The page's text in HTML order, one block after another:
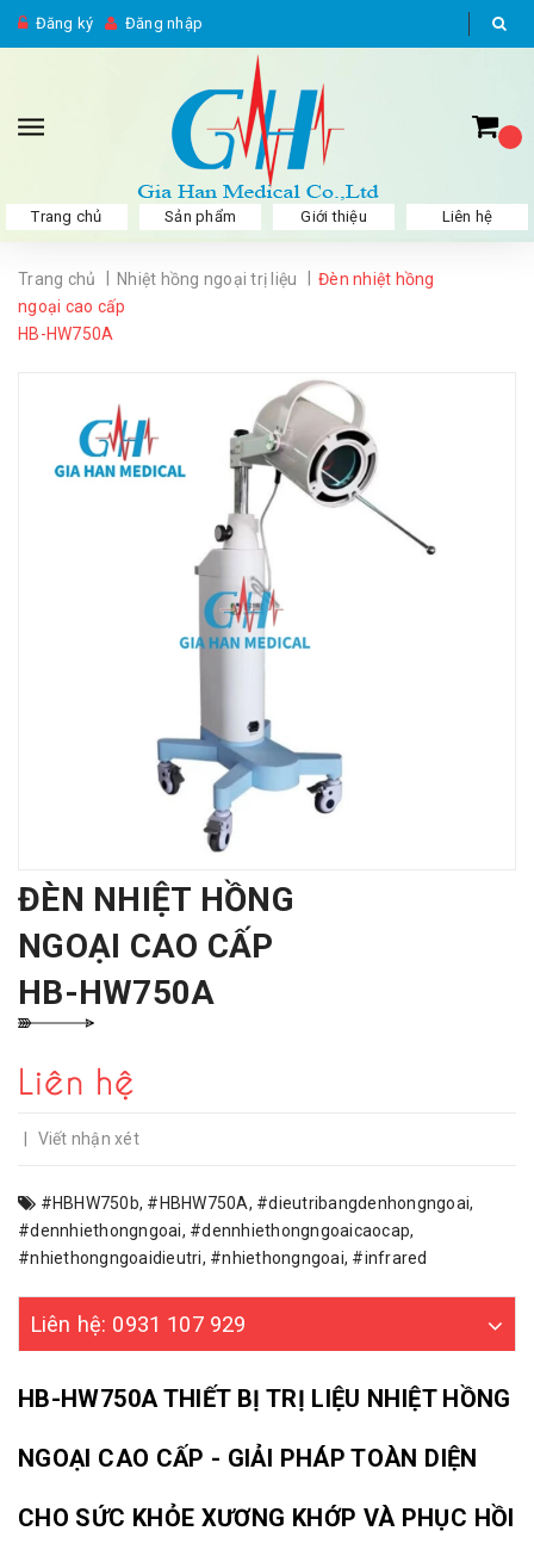
Đăng ký Đăng nhập
Trang chủ Sản phẩm Giới thiệu Liên hệ
Trang chủ Nhiệt hồng ngoại trị liệu
Đèn nhiệt hồng
ngoại cao cấp
HB-HW750A
ĐÈN NHIỆT HỒNG
NGOẠI CAO CẤP
HB-HW750A
Liên hệ
Viết nhận xét
#HBHW750b, #HBHW750A, #dieutribangdenhongngoai,
#dennhiethongngoai, #dennhiethongngoaicaocap,
#nhiethongngoaidieutri, #nhiethongngoai, #infrared
Liên hệ: 0931 107 929
HB-HW750A THIẾT BỊ TRỊ LIỆU NHIỆT HỒNG
NGOẠI CAO CẤP - GIẢI PHÁP TOÀN DIỆN
CHO SỨC KHỎE XƯƠNG KHỚP VÀ PHỤC HỒI